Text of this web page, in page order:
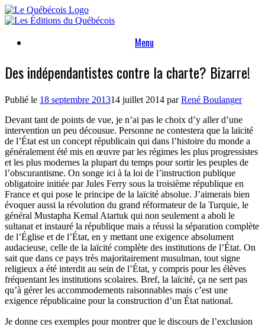
Skip
to
Menu
Des indépendantistes contre la charte? Bizarre!
Publié le 18 septembre 201314 juillet 2014 parRené Boulanger
Devant tant de points de vue, je n’ai pas le choix d’y aller d’une
intervention un peu décousue. Personne ne contestera que la laïcité
de l’État est un concept républicain qui dans l’histoire du monde a
généralement été mis en œuvre par les régimes les plus progressistes
et les plus modernes la plupart du temps pour sortir les peuples de
l’obscurantisme. On songe ici à la loi de l’instruction publique
obligatoire initiée par Jules Ferry sous la troisième république en
France et qui pose le principe de la laïcité absolue. J’aimerais bien
évoquer aussi la révolution du grand réformateur de la Turquie, le
général Mustapha Kemal Atartuk qui non seulement a aboli le
sultanat et instauré la république mais a réussi la séparation complète
de l’Église et de l’État, en y mettant une exigence absolument
audacieuse, celle de la laïcité complète des institutions de l’État. On
sait que dans ce pays très majoritairement musulman, tout signe
religieux a été interdit au sein de l’État, y compris pour les élèves
fréquentant les institutions scolaires. Bref, la laïcité, ça ne sert pas
qu’à gérer les accommodements raisonnables mais c’est une
exigence républicaine pour la construction d’un État national.
Je donne ces exemples pour montrer que le discours de l’exclusion